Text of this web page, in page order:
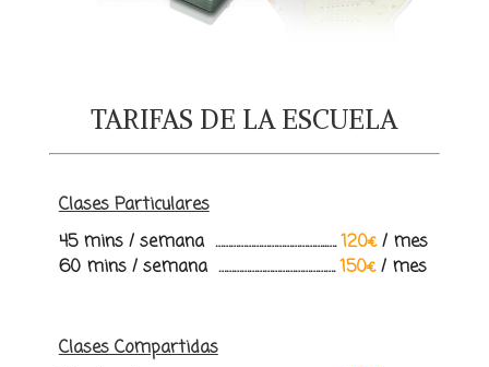
TARIFAS DE LA ESCUELA
Clases Particulares
45 mins / semana ……………………………………..….120€/mes
60 mins / semana ……………………………………….150€/ mes
Clases Compartidas